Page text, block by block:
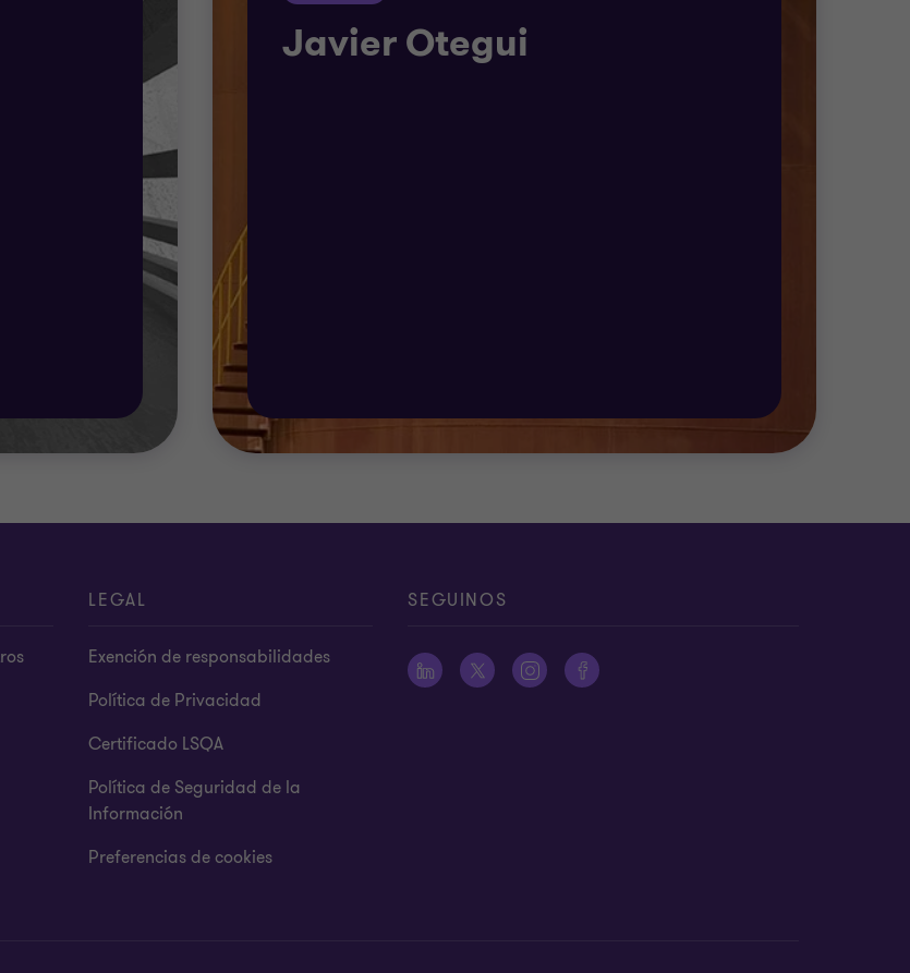
Javier Otegui
LEGAL
Exención de responsabilidades
Política de Privacidad
Certificado LSQA
Política de Seguridad de la
Información
Preferencias de cookies
SEGUINOS